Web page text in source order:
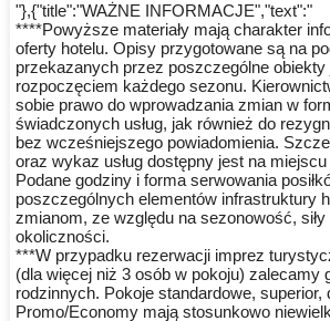
"},{"title":"WAŻNE INFORMACJE","text":"
****Powyższe materiały mają charakter
oferty hotelu. Opisy przygotowane są na
przekazanych przez poszczególne
rozpoczęciem każdego sezonu.
sobie prawo do wprowadzania zmian w
świadczonych usług, jak również do
bez wcześniejszego powiadomienia.
oraz wykaz usług dostępny jest na
Podane godziny i forma serwowania
poszczególnych elementów infrastruktury
zmianom, ze względu na sezonowość,
okoliczności.
***W przypadku rezerwacji imprez
(dla więcej niż 3 osób w pokoju) zalecamy
rodzinnych. Pokoje standardowe, superior,
Promo/Economy mają stosunkowo